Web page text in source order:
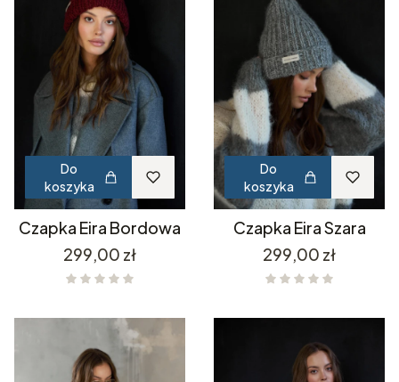
Do
koszyka
Czapka Eira Bordowa
Cena
299,00 zł
Do
koszyka
Czapka Eira Szara
Cena
299,00 zł